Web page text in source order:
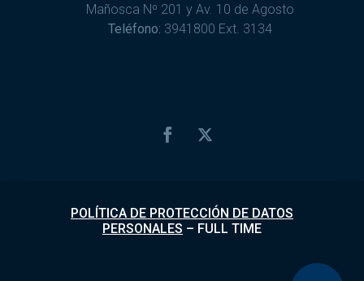
Mañosca Nº 201 y Av. 10 de Agosto
Teléfono: 3941800 Ext. 3134
POLÍTICA DE PROTECCIÓN DE DATOS
PERSONALES – FULL TIME